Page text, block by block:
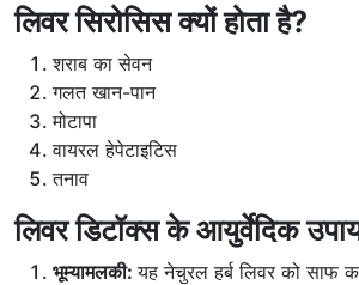
लिवर सिरोसिस क्यों होता है?
शराब का सेवन
गलत खान-पान
मोटापा
वायरल हेपेटाइटिस
तनाव
लिवर डिटॉक्स के आयुर्वेदिक
भूम्यामलकी:यह नेचुरल हर्ब लिवर को साफ